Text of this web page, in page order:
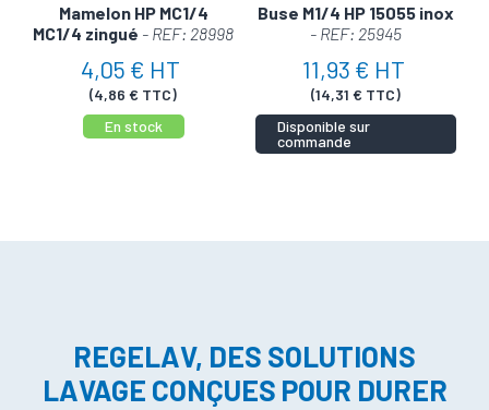
Mamelon HP MC1/4
MC1/4 zingué - REF: 28998
4,05 € HT
(4,86 € TTC)
En stock
Buse M1/4 HP 15055 inox
- REF: 25945
11,93 € HT
(14,31 € TTC)
Disponible sur
commande
REGELAV, DES SOLUTIONS
LAVAGE CONÇUES POUR DURER